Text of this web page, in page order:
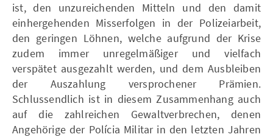
ist, den unzureichenden Mitteln und den damit
einhergehenden Misserfolgen in der Polizeiarbeit,
den geringen Löhnen, welche aufgrund der Krise
zudem immer unregelmäßiger und vielfach
verspätet ausgezahlt werden, und dem Ausbleiben
der Auszahlung versprochener Prämien.
Schlussendlich ist in diesem Zusammenhang auch
auf die zahlreichen Gewaltverbrechen, denen
Angehörige der Polícia Militar in den letzten Jahren